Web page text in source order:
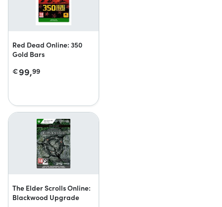
Red Dead Online: 350
Gold Bars
€99,99
The Elder Scrolls Online:
Blackwood Upgrade